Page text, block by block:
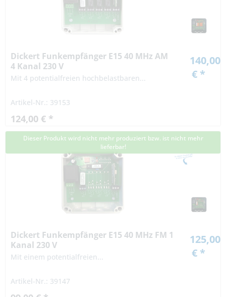
Dickert Funkempfänger E15 40 MHz AM
4 Kanal 230 V
Mit 4 potentialfreien hochbelastbaren...
Artikel-Nr.: 39153
124,00 € *
140,00
€ *
Dieser Produkt wird nicht mehr produziert bzw. ist nicht mehr
lieferbar!
Dickert Funkempfänger E15 40 MHz FM 1
Kanal 230 V
Mit einem potentialfreien...
Artikel-Nr.: 39147
125,00
€ *